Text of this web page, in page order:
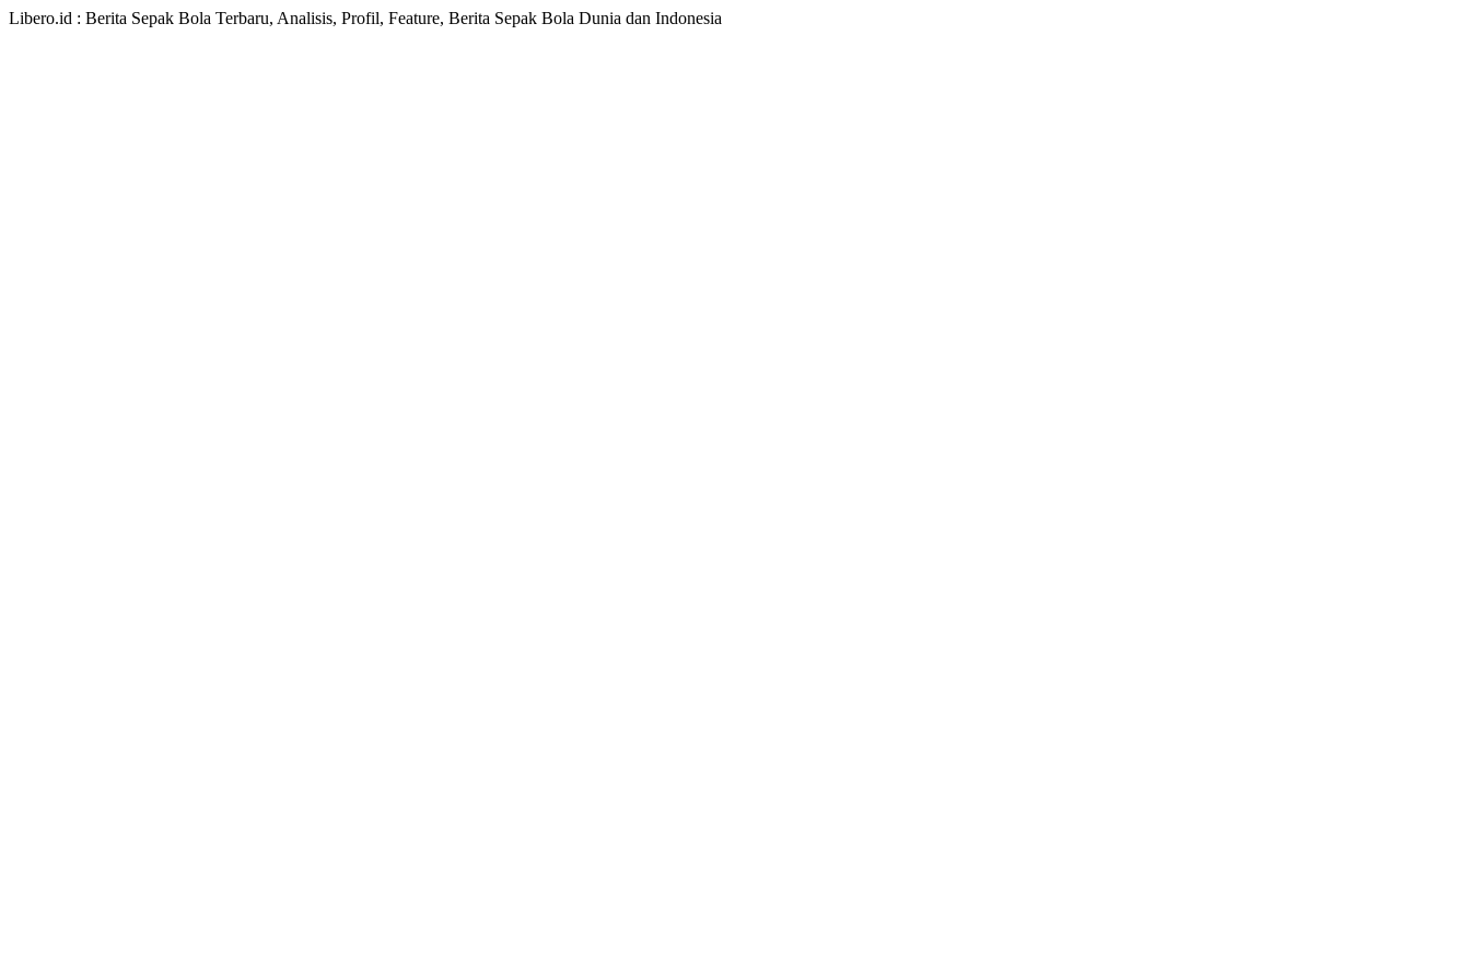
Libero.id : Berita Sepak Bola Terbaru, Analisis, Profil, Feature, Berita Sepak Bola Dunia dan Indonesia